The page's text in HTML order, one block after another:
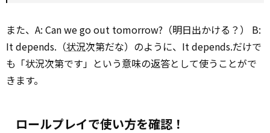
また、A: Can we go out tomorrow?（明日出かける？） B:
It depends.（状況次第だな）のように、It depends.だけで
も「状況次第です」という意味の返答として使うことがで
きます。
ロールプレイで使い方を確認！